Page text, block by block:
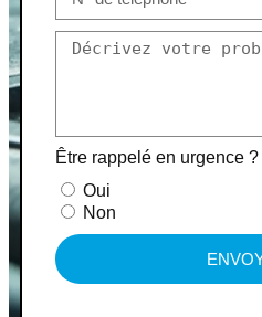
Être rappelé en urgence ?
Oui
Non